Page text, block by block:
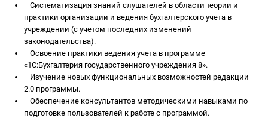
—Систематизация знаний слушателей в области теории и
практики организации и ведения бухгалтерского учета в
учреждении (с учетом последних изменений
законодательства).
—Освоение практики ведения учета в программе
«1С:Бухгалтерия государственного учреждения 8».
—Изучение новых функциональных возможностей редакции
2.0 программы.
—Обеспечение консультантов методическими навыками по
подготовке пользователей к работе с программой.